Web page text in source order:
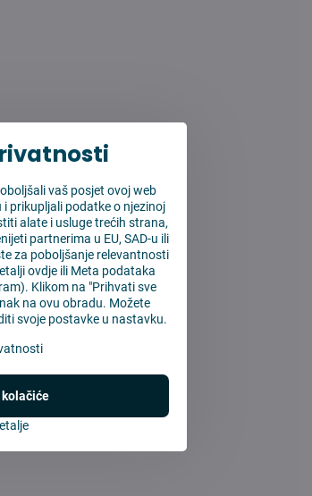
vaš posjet ovoj web
prikupljali podatke o njezinoj
alate i usluge trećih strana,
partnerima u EU, SAD-u ili
za poboljšanje relevantnosti
ovdje ili Meta podataka
Klikom na "Prihvati sve
na ovu obradu. Možete
svoje postavke u nastavku.